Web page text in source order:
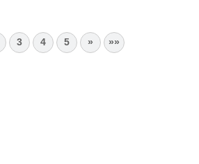
3 4 5 » »»